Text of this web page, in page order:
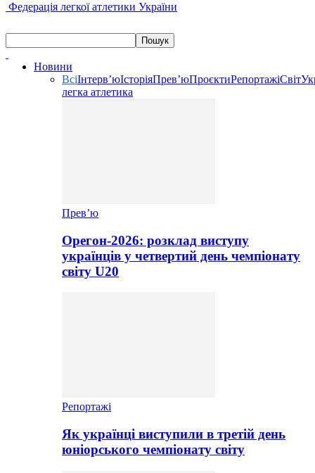
Федерація легкої атлетики України
Новини
ВсіІнтерв’юІсторіяПрев’юПроєктиРепортажіСвіт
легка атлетика
Прев’ю
Орегон-2026: розклад виступу
українців у четвертий день чемпіонату
світу U20
Репортажі
Як українці виступили в третій день
юніорського чемпіонату світу